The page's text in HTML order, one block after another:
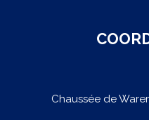
Chaussée de